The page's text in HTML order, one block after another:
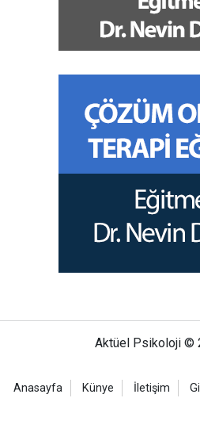
Aktüel Psikoloji ©
Anasayfa Künye İletişim